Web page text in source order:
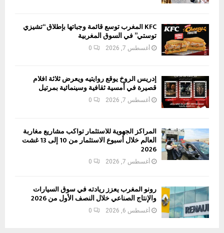
KFC المغرب توسع قائمة وجباتها بإطلاق “تشيزي
توستي” في السوق المغربية
أغسطس 7, 2026 0
إدريس الروخ يوقع روايتيه ويعرض ثلاثة أفلام
قصيرة في أمسية ثقافية وسينمائية بمرتيل
أغسطس 7, 2026 0
المراكز الجهوية للاستثمار تواكب مشاريع مغاربة
العالم خلال أسبوع الاستثمار من 10 إلى 13 غشت
2026
أغسطس 7, 2026 0
رونو المغرب يعزز ريادته في سوق السيارات
والإنتاج الصناعي خلال النصف الأول من 2026
أغسطس 6, 2026 0